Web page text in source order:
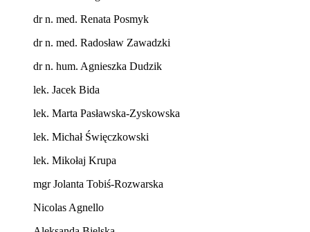
dr n. med. Renata Posmyk
dr n. med. Radosław Zawadzki
dr n. hum. Agnieszka Dudzik
lek. Jacek Bida
lek. Marta Pasławska-Zyskowska
lek. Michał Święczkowski
lek. Mikołaj Krupa
mgr Jolanta Tobiś-Rozwarska
Nicolas Agnello